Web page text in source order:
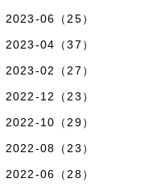
2023-06（25）
2023-04（37）
2023-02（27）
2022-12（23）
2022-10（29）
2022-08（23）
2022-06（28）